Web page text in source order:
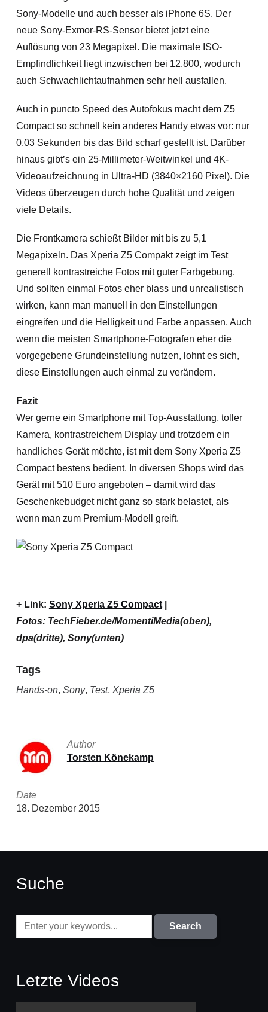
Sony-Modelle und auch besser als iPhone 6S. Der
neue Sony-Exmor-RS-Sensor bietet jetzt eine
Auflösung von 23 Megapixel. Die maximale ISO-
Empfindlichkeit liegt inzwischen bei 12.800, wodurch
auch Schwachlichtaufnahmen sehr hell ausfallen.
Auch in puncto Speed des Autofokus macht dem Z5
Compact so schnell kein anderes Handy etwas vor: nur
0,03 Sekunden bis das Bild scharf gestellt ist. Darüber
hinaus gibt’s ein 25-Millimeter-Weitwinkel und 4K-
Videoaufzeichnung in Ultra-HD (3840×2160 Pixel). Die
Videos überzeugen durch hohe Qualität und zeigen
viele Details.
Die Frontkamera schießt Bilder mit bis zu 5,1
Megapixeln. Das Xperia Z5 Compakt zeigt im Test
generell kontrastreiche Fotos mit guter Farbgebung.
Und sollten einmal Fotos eher blass und unrealistisch
wirken, kann man manuell in den Einstellungen
eingreifen und die Helligkeit und Farbe anpassen. Auch
wenn die meisten Smartphone-Fotografen eher die
vorgegebene Grundeinstellung nutzen, lohnt es sich,
diese Einstellungen auch einmal zu verändern.
Fazit
Wer gerne ein Smartphone mit Top-Ausstattung, toller
Kamera, kontrastreichem Display und trotzdem ein
handliches Gerät möchte, ist mit dem Sony Xperia Z5
Compact bestens bedient. In diversen Shops wird das
Gerät mit 510 Euro angeboten – damit wird das
Geschenkebudget nicht ganz so stark belastet, als
wenn man zum Premium-Modell greift.
+ Link: Sony Xperia Z5 Compact|
Fotos: TechFieber.de/MomentiMedia(oben),
dpa(dritte), Sony(unten)
Tags
Hands-on, Sony, Test, Xperia Z5
Author
Torsten Könekamp
Date
18. Dezember 2015
Suche
Letzte Videos